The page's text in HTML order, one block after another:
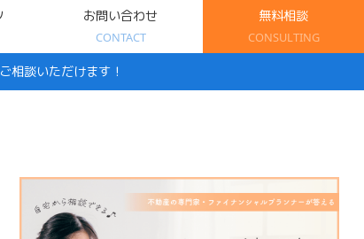
お問い合わせ
CONTACT
無料相談
CONSULTING
相談いただけます！